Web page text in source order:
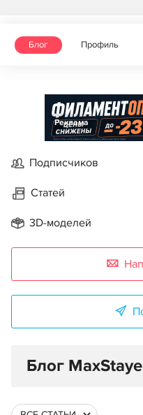
Блог Профиль
Реклама
Подписчиков
Статей
3D-моделей
Блог